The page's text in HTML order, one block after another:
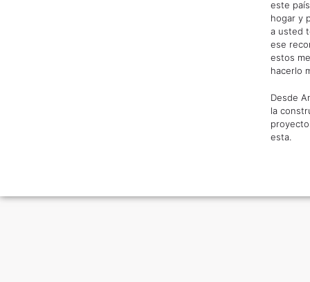
este
hogar y
a usted
ese
estos
hacerlo
Desde
la
esta.